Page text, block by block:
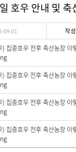
호우 안내 및 축
09-01 작
) 집중호우 전후 축산농장 이
) 집중호우 전후 축산농장 이
) 집중호우 전후 축산농장 이
) 집중호우 전후 축산농장 이